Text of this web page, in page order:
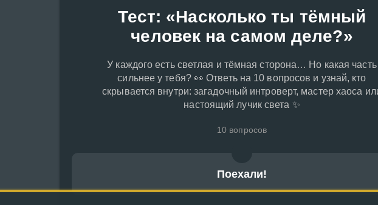
Тест: «Насколько ты тёмный
человек на самом деле?»
У каждого есть светлая и тёмная сторона… Но какая часть
сильнее у тебя? 👀 Ответь на 10 вопросов и узнай, кто
скрывается внутри: загадочный интроверт, мастер хаоса
настоящий лучик света ✨
10 вопросов
Поехали!